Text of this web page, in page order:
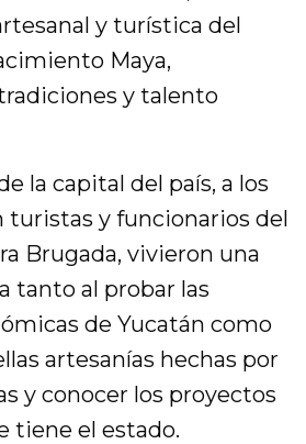
y turística del
Maya,
y talento
la capital del país, a los
turistas y funcionarios del
Brugada, vivieron una
tanto al probar las
de Yucatán como
artesanías hechas por
y conocer los proyectos
tiene el estado.